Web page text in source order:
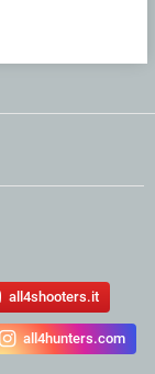
all4shooters.it
all4hunters.com